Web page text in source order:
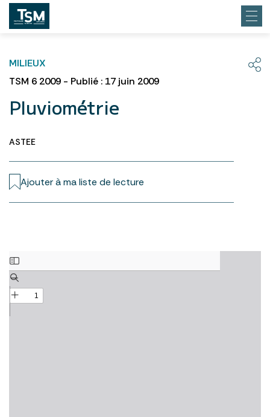
MILIEUX
TSM 6 2009 - Publié : 17 juin 2009
Pluviométrie
ASTEE
Ajouter à ma liste de lecture